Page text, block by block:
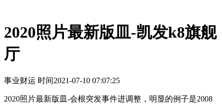
2020照片最新版皿-凯发k8旗舰
厅
事业财运 时间2021-07-10 07:07:25
2020照片最新版皿-会根突发事件进调整，明显的例子是2008